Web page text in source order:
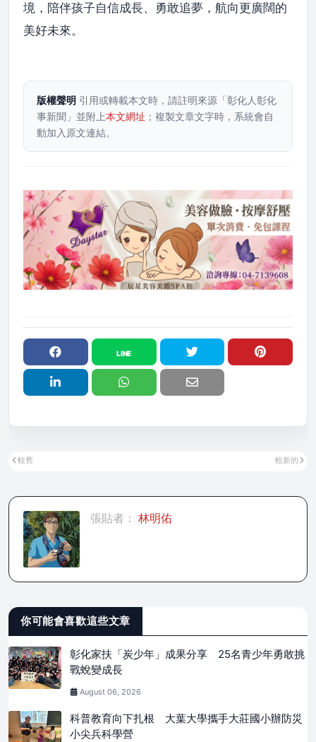
境，陪伴孩子自信成長、勇敢追夢，航向更廣闊的
美好未來。
版權聲明 引用或轉載本文時，請註明來源「彰化人彰化
事新聞」並附上本文網址 ；複製文章文字時，系統會自
動加入原文連結。
較新的
較舊
張貼者： 林明佑
你可能會喜歡這些文章
彰化家扶「炭少年」成果分享 25名青少年勇敢挑
戰蛻變成長
August 06, 2026
科普教育向下扎根 大葉大學攜手大莊國小辦防災
小尖兵科學營